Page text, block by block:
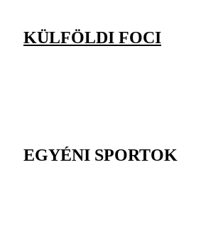
KÜLFÖLDI FOCI
EGYÉNI SPORTOK